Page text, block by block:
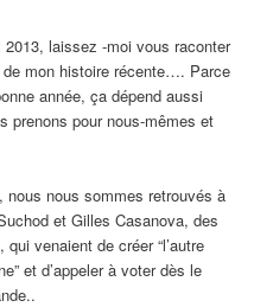
laissez -moi vous raconter
mon histoire récente…. Parce
année, ça dépend aussi
prenons pour nous-mêmes et
nous nous sommes retrouvés à
et Gilles Casanova, des
venaient de créer “l’autre
et d’appeler à voter dès le